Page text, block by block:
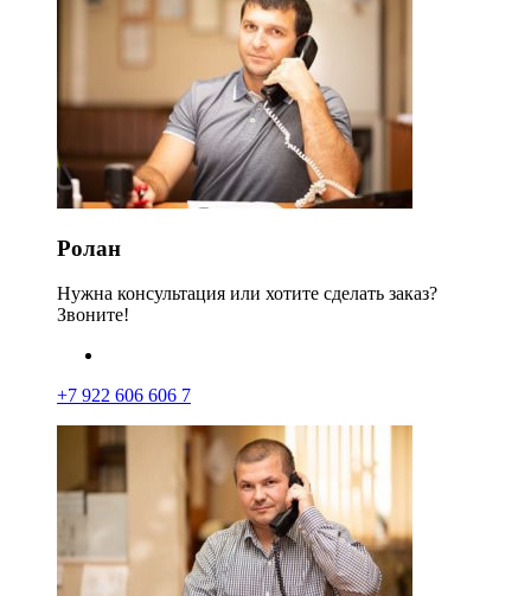
Ролан
Нужна консультация или хотите сделать заказ?
Звоните!
+7 922 606 606 7